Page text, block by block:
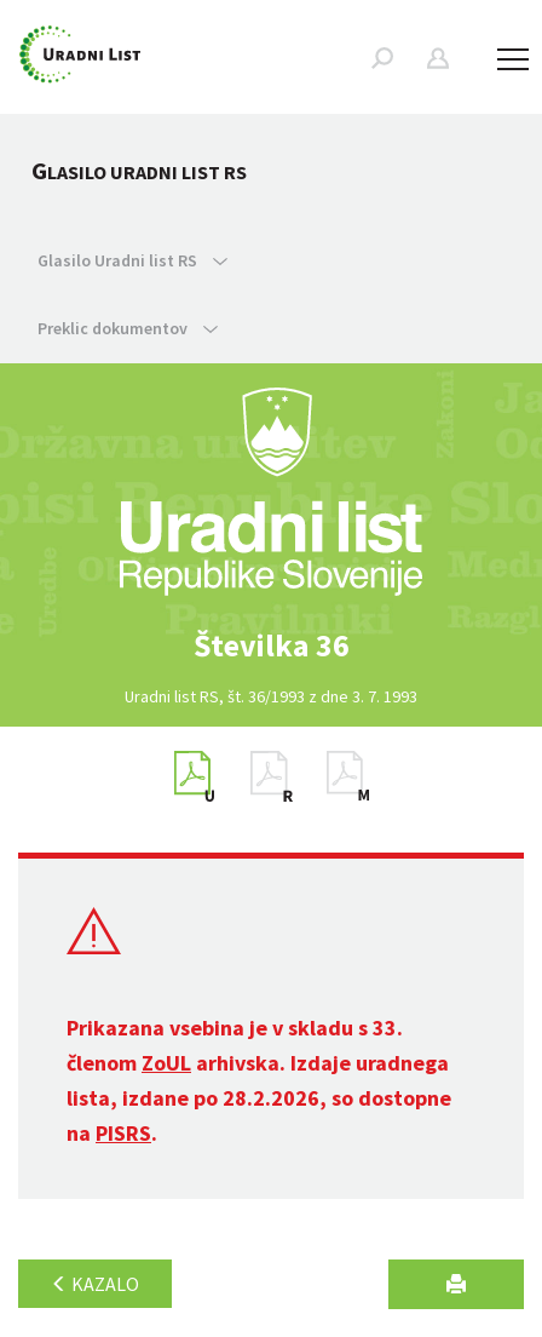
GLASILO URADNI LIST RS
Glasilo Uradni list RS
Preklic dokumentov
Številka 36
Uradni list RS, št. 36/1993 z dne 3. 7. 1993
Prikazana vsebina je v skladu s 33.
členom ZoUL arhivska. Izdaje uradnega
lista, izdane po 28.2.2026, so dostopne
na PISRS.
KAZALO